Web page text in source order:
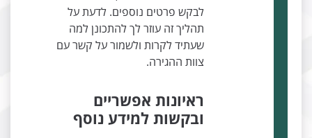
לבקש פרטים נוספים. לדעת על
תהליך זה עוזר לך להתכונן למה
שעתיד לקרות ולשמור על קשר עם
צוות ההגירה.
ראיונות אפשריים
ובקשות למידע נוסף